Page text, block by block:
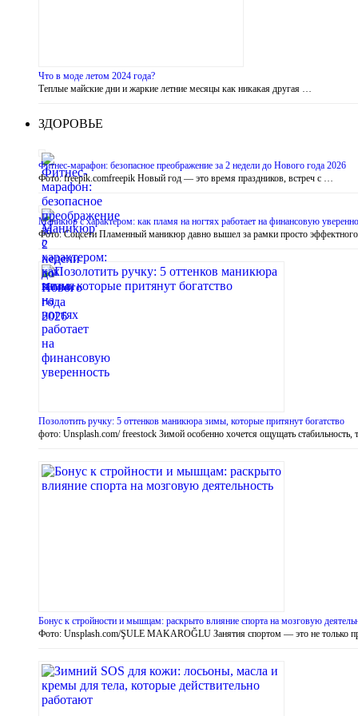
Что в моде летом 2024 года?
Теплые майские дни и жаркие летние месяцы как никакая другая …
ЗДОРОВЬЕ
Фитнес-марафон: безопасное преображение за 2 недели до Нового года 2026
Фото: freepik.comfreepik Новый год — это время праздников, встреч с …
Маникюр с характером: как пламя на ногтях работает на финансовую
Фото: Соцсети Пламенный маникюр давно вышел за рамки просто
Позолотить ручку: 5 оттенков маникюра зимы, которые притянут богатство
фото: Unsplash.com/ freestock Зимой особенно хочется ощущать стабильность,
Бонус к стройности и мышцам: раскрыто влияние спорта на мозговую
Фото: Unsplash.com/ŞULE MAKAROĞLU Занятия спортом — это не только